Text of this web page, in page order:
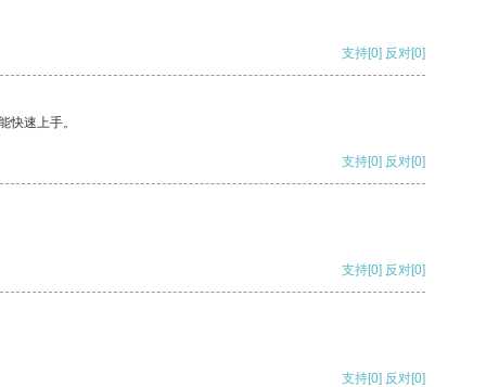
支持[0] 反对[0]
快速上手。
支持[0] 反对[0]
支持[0] 反对[0]
支持[0] 反对[0]